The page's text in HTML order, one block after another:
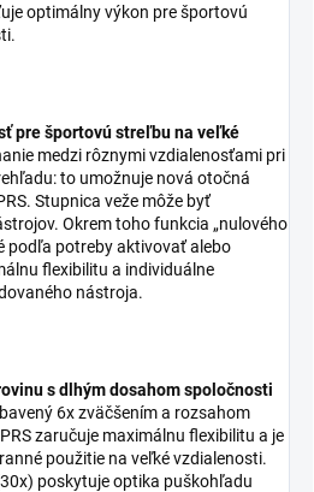
optimálny výkon pre športovú
pre športovú streľbu na veľké
medzi rôznymi vzdialenosťami pri
to umožnuje nová otočná
Stupnica veže môže byť
Okrem toho funkcia „nulového
podľa potreby aktivovať alebo
flexibilitu a individuálne
nástroja.
s dlhým dosahom spoločnosti
6x zväčšením a rozsahom
zaručuje maximálnu flexibilitu a je
použitie na veľké vzdialenosti.
poskytuje optika puškohľadu